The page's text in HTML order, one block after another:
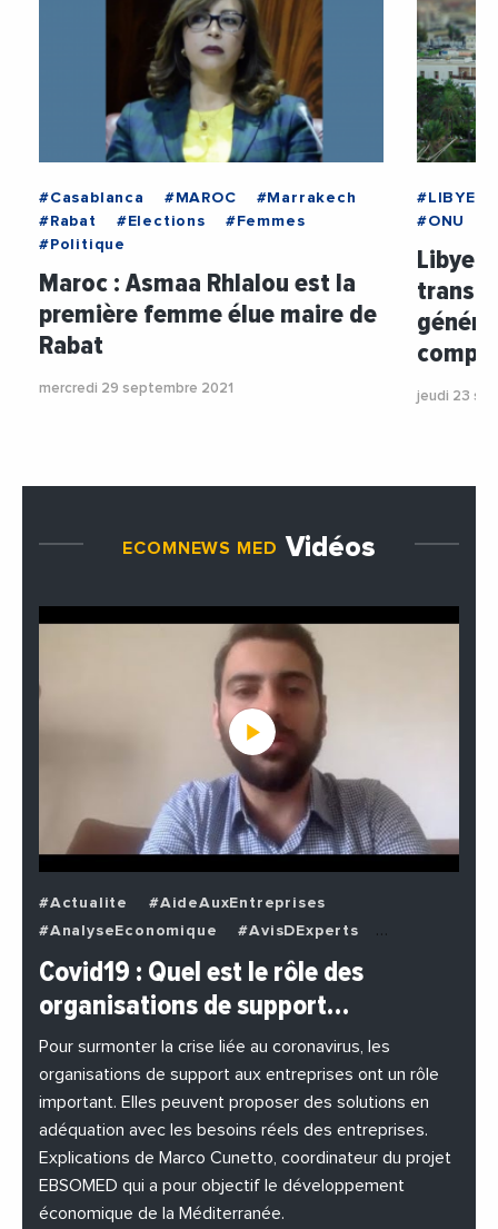
#Casablanca #MAROC
#Marrakech
#Rabat
#Elections
#Femmes
#Politique
Maroc : Asmaa Rhlalou est la
première femme élue maire de
Rabat
mercredi 29 septembre 2021
#LIBYE
#ONU
Libye :
jeudi 23
ECOMNEWS MED Vidéos
#Actualite
#AideAuxEntreprises
#AnalyseEconomique
#AvisDExperts
#BuzzNews
#Decideurs
#EchangesMediterraneens
#Economie
#EnDirectDe
#Entreprises
#Institutions
#PhotosEtVideos
Covid19 : Quel est le rôle des
organisations de support…
Pour surmonter la crise liée au coronavirus, les
organisations de support aux entreprises ont un rôle
important. Elles peuvent proposer des solutions en
adéquation avec les besoins réels des entreprises.
Explications de Marco Cunetto, coordinateur du projet
EBSOMED qui a pour objectif le développement
économique de la Méditerranée.